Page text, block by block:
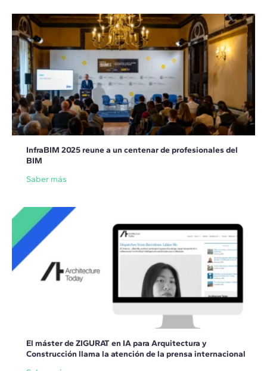
InfraBIM 2025 reune a un centenar de profesionales del
BIM
Saber más
El máster de ZIGURAT en IA para Arquitectura y
Construcción llama la atención de la prensa internacional